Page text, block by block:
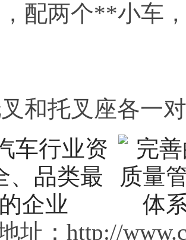
配两个**小车
和托叉座各一
址：http://